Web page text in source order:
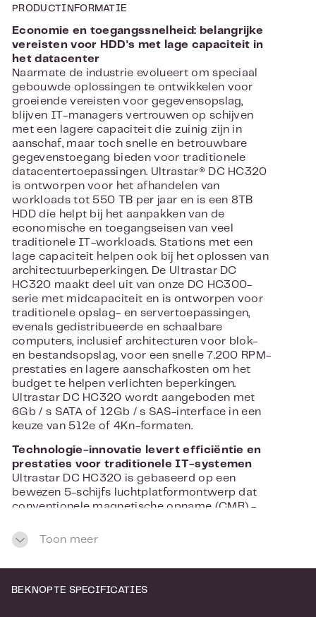
PRODUCTINFORMATIE
Economie en toegangssnelheid: belangrijke
vereisten voor HDD's met lage capaciteit in
het datacenter
Naarmate de industrie evolueert om speciaal
gebouwde oplossingen te ontwikkelen voor
groeiende vereisten voor gegevensopslag,
blijven IT-managers vertrouwen op schijven
met een lagere capaciteit die zuinig zijn in
aanschaf, maar toch snelle en betrouwbare
gegevenstoegang bieden voor traditionele
datacentertoepassingen. Ultrastar® DC HC320
is ontworpen voor het afhandelen van
workloads tot 550 TB per jaar en is een 8TB
HDD die helpt bij het aanpakken van de
economische en toegangseisen van veel
traditionele IT-workloads. Stations met een
lage capaciteit helpen ook bij het oplossen van
architectuurbeperkingen. De Ultrastar DC
HC320 maakt deel uit van onze DC HC300-
serie met midcapaciteit en is ontworpen voor
traditionele opslag- en servertoepassingen,
evenals gedistribueerde en schaalbare
computers, inclusief architecturen voor blok-
en bestandsopslag, voor een snelle 7.200 RPM-
prestaties en lagere aanschafkosten om het
budget te helpen verlichten beperkingen.
Ultrastar DC HC320 wordt aangeboden met
6Gb / s SATA of 12Gb / s SAS-interface in een
keuze van 512e of 4Kn-formaten.
Technologie-innovatie levert efficiëntie en
prestaties voor traditionele IT-systemen
Ultrastar DC HC320 is gebaseerd op een
bewezen 5-schijfs luchtplatformontwerp dat
conventionele magnetische opname (CMR) -
factor. In vergelijking met de vorige generatie,
Ultrastar 7K6000, levert de DC HC320 33%
diameter.
Toon meer
BEKNOPTE SPECIFICATIES